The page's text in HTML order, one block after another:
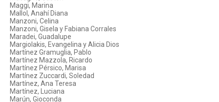
Maggi, Marina
Mallol, Anahí Diana
Manzoni, Celina
Manzoni, Gisela y Fabiana Corrales
Maradei, Guadalupe
Margiolakis, Evangelina y Alicia Dios
Martínez Gramuglia, Pablo
Martínez Mazzola, Ricardo
Martínez Pérsico, Marisa
Martínez Zuccardi, Soledad
Martínez, Ana Teresa
Martínez, Luciana
Marún, Gioconda